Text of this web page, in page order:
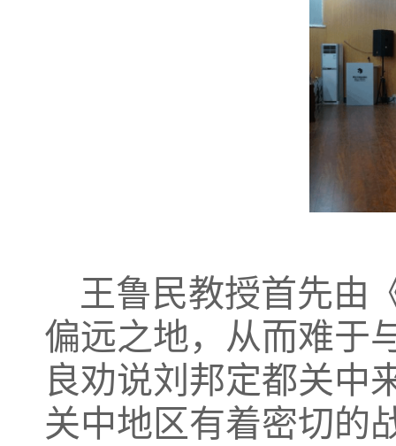
王鲁民教授首先由
偏远之地，从而难于
良劝说刘邦定都关中
关中地区有着密切的